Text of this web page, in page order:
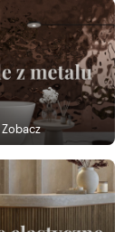
Zobacz